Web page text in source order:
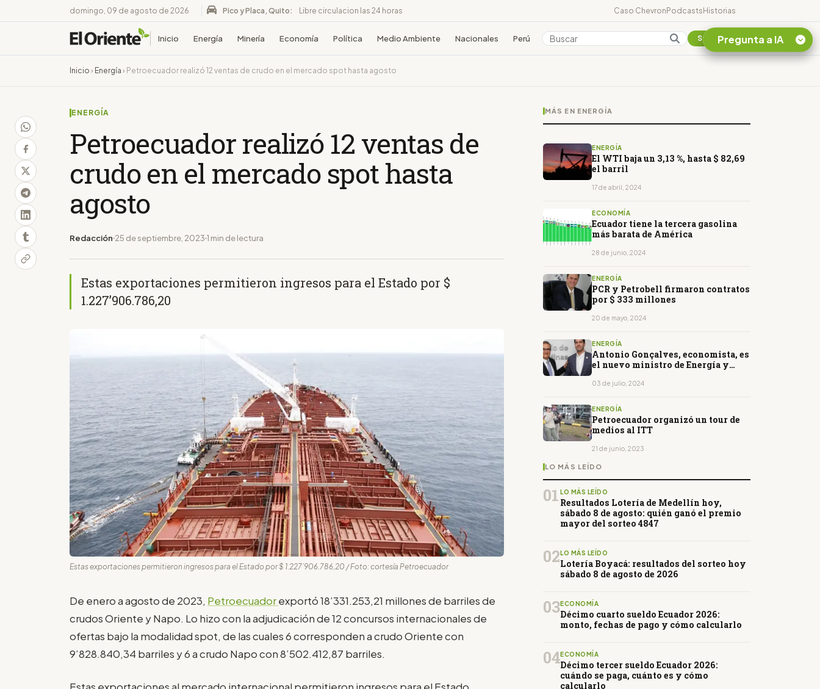
domingo, 09 de agosto de 2026 Pico y Placa, Quito: Libre circulacion las 24 horas Caso ChevronPodcastsHistorias
Inicio Energía Minería Economía Política Medio Ambiente Nacionales Perú Colombia Suscribirse
Inicio › Energía › Petroecuador realizó 12 ventas de crudo en el mercado spot hasta agosto
ENERGÍA
Petroecuador realizó 12 ventas de
crudo en el mercado spot hasta
agosto
Redacción 25 de septiembre, 2023 1 min de lectura
Estas exportaciones permitieron ingresos para el Estado por $
1.227’906.786,20
Estas exportaciones permitieron ingresos para el Estado por $ 1.227’906.786,20 / Foto: cortesía Petroecuador
De enero a agosto de 2023, Petroecuadorexportó 18’331.253,21 millones de barriles de
crudos Oriente y Napo. Lo hizo con la adjudicación de 12 concursos internacionales de
ofertas bajo la modalidad spot, de las cuales 6 corresponden a crudo Oriente con
9’828.840,34 barriles y 6 a crudo Napo con 8’502.412,87 barriles.
MÁS EN ENERGÍA
ENERGÍA
El WTI baja un 3,13 %, hasta $ 82,69
el barril
17 de abril, 2024
ECONOMÍA
Ecuador tiene la tercera gasolina
más barata de América
28 de junio, 2024
ENERGÍA
PCR y Petrobell firmaron contratos
por $ 333 millones
20 de mayo, 2024
ENERGÍA
Antonio Gonçalves, economista, es
el nuevo ministro de Energía y
03 de julio, 2024
ENERGÍA
Petroecuador organizó un tour de
medios al ITT
21 de junio, 2023
LO MÁS LEÍDO
01 LO MÁS LEÍDO
Resultados Lotería de Medellín hoy,
sábado 8 de agosto: quién ganó el premio
mayor del sorteo 4847
02 LO MÁS LEÍDO
Lotería Boyacá: resultados del sorteo hoy
sábado 8 de agosto de 2026
03ECONOMÍA
Décimo cuarto sueldo Ecuador 2026:
monto, fechas de pago y cómo calcularlo
04ECONOMÍA
Décimo tercer sueldo Ecuador 2026:
cuándo se paga, cuánto es y cómo
calcularlo
Pregunta a IA